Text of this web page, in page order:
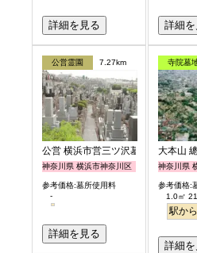
詳細を見る 詳細
公営霊園 7.27km
公営 横浜市営三ツ沢墓地
神奈川県 横浜市神奈川区
参考価格:墓所使用料
-
詳細を見る
寺院墓
大本山
神奈川県
参考価格:
1.0㎡
駅か
詳細